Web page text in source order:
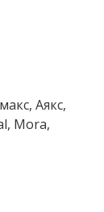
Aякс,
Mora,